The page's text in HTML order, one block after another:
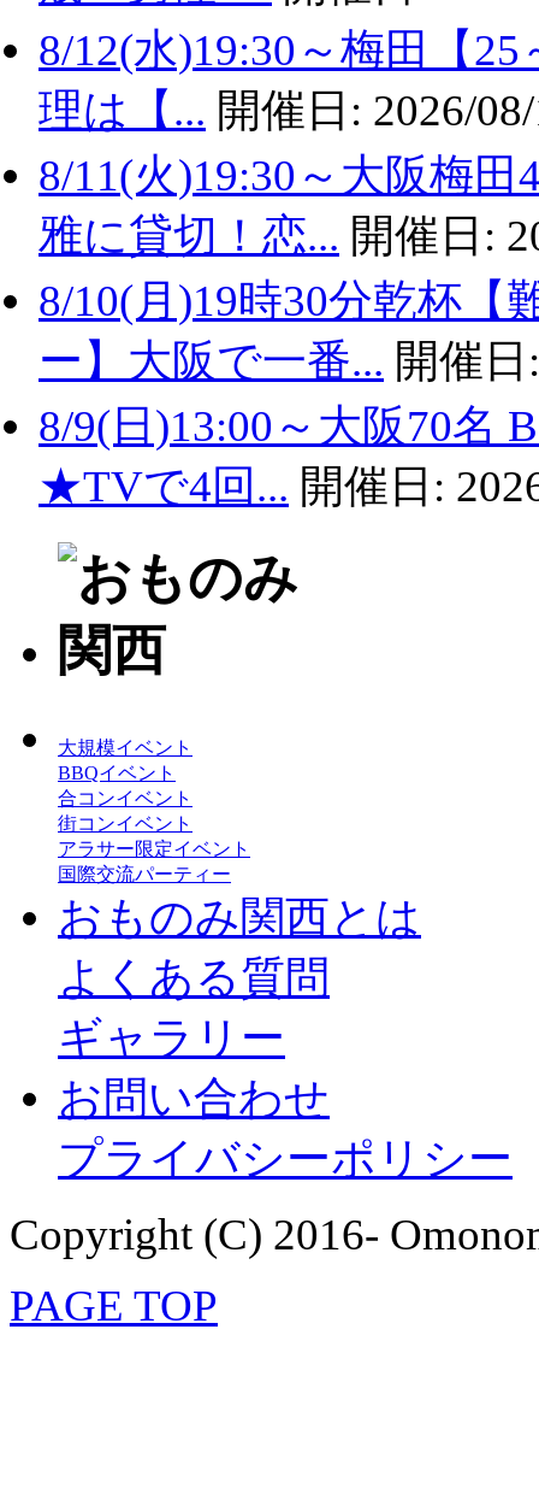
8/12(水)19:30～梅田【
理は【... 開催日: 2026/
8/11(火)19:30～大阪梅
雅に貸切！恋... 開催日:
8/10(月)19時30分乾杯【
ー】大阪で一番... 開催
8/9(日)13:00～大阪70名
★TVで4回... 開催日:
大規模イベント
BBQイベント
合コンイベント
街コンイベント
アラサー限定イベント
国際交流パーティー
おものみ関西とは
よくある質問
ギャラリー
お問い合わせ
プライバシーポリシー
Copyright (C) 2016-
PAGE TOP